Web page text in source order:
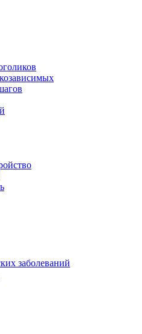
заболеваний